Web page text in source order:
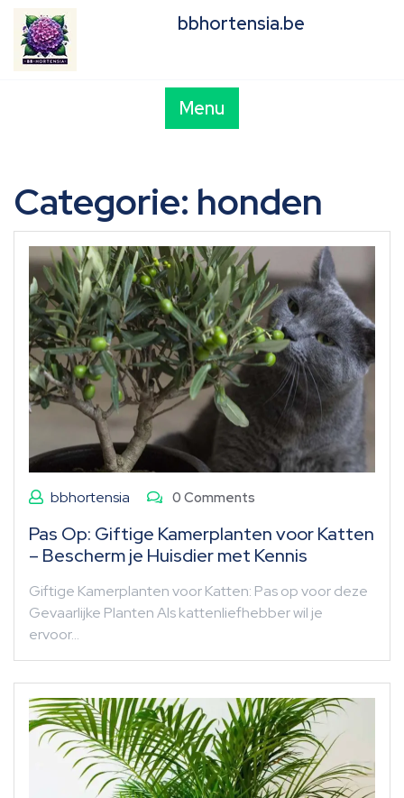
content
bbhortensia.be
Menu
Categorie: honden
bbhortensia 0 Comments
Pas Op: Giftige Kamerplanten voor Katten
– Bescherm je Huisdier met Kennis
Giftige Kamerplanten voor Katten: Pas op voor deze
Gevaarlijke Planten Als kattenliefhebber wil je
ervoor…